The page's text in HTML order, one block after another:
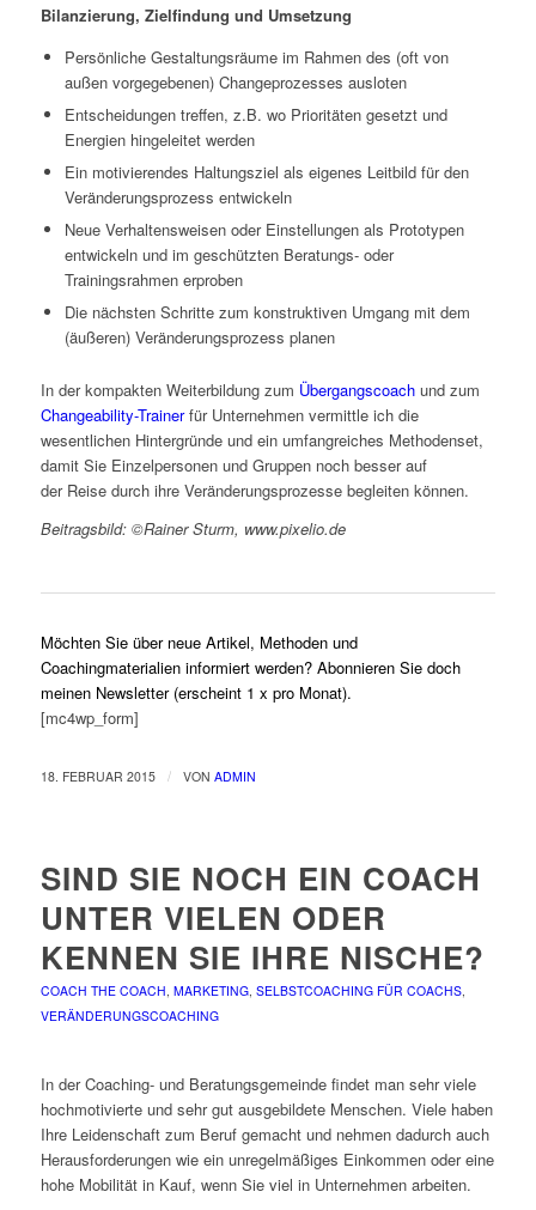
Bilanzierung, Zielfindung und Umsetzung
Persönliche Gestaltungsräume im Rahmen des (oft von
außen vorgegebenen) Changeprozesses ausloten
Entscheidungen treffen, z.B. wo Prioritäten gesetzt und
Energien hingeleitet werden
Ein motivierendes Haltungsziel als eigenes Leitbild für den
Veränderungsprozess entwickeln
Neue Verhaltensweisen oder Einstellungen als Prototypen
entwickeln und im geschützten Beratungs- oder
Trainingsrahmen erproben
Die nächsten Schritte zum konstruktiven Umgang mit dem
(äußeren) Veränderungsprozess planen
In der kompakten Weiterbildung zum Übergangscoachund zum
Changeability-Trainerfür Unternehmen vermittle ich die
wesentlichen Hintergründe und ein umfangreiches Methodenset,
damit Sie Einzelpersonen und Gruppen noch besser auf
der Reise durch ihre Veränderungsprozesse begleiten können.
Beitragsbild: ©Rainer Sturm, www.pixelio.de
Möchten Sie über neue Artikel, Methoden und
Coachingmaterialien informiert werden? Abonnieren Sie doch
meinen Newsletter (erscheint 1 x pro Monat).
[mc4wp_form]
18. FEBRUAR 2015 / VON ADMIN
SIND SIE NOCH EIN COACH
UNTER VIELEN ODER
KENNEN SIE IHRE NISCHE?
COACH THE COACH, MARKETING, SELBSTCOACHING FÜR COACHS,
VERÄNDERUNGSCOACHING
In der Coaching- und Beratungsgemeinde findet man sehr viele
hochmotivierte und sehr gut ausgebildete Menschen. Viele haben
Ihre Leidenschaft zum Beruf gemacht und nehmen dadurch auch
Herausforderungen wie ein unregelmäßiges Einkommen oder eine
hohe Mobilität in Kauf, wenn Sie viel in Unternehmen arbeiten.